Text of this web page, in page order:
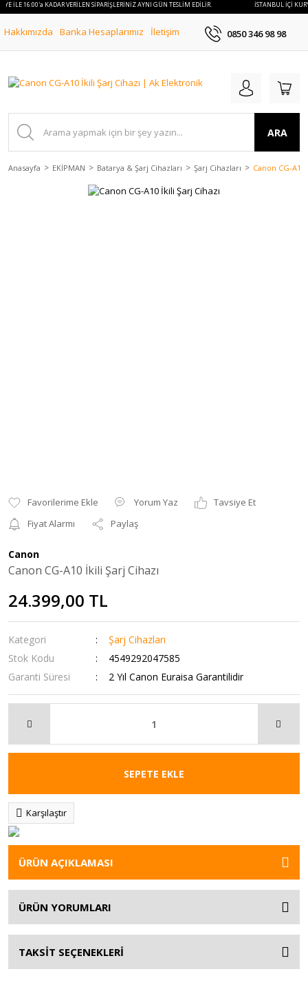
İLE 16:00'a KADAR VERİLEN SİPARİŞLERİNİZ AYNI GÜN TESLİM EDİLİR. İSTANBUL İÇİ
Hakkımızda Banka Hesaplarımız İletişim 0850 346 98 98
ARA
Anasayfa EKİPMAN Batarya & Şarj Cihazları Şarj Cihazları Canon CG-
Yorum Yaz
Tavsiye Et
Fiyat Alarmı
Paylaş
Canon
Canon CG-A10 İkili Şarj Cihazı
24.399,00 TL
Kategori
Şarj Cihazları
Stok Kodu
4549292047585
Garanti Süresi
2 Yıl Canon Euraisa Garantilidir
SEPETE EKLE
Karşılaştır
ÜRÜN AÇIKLAMASI
ÜRÜN YORUMLARI
TAKSİT SEÇENEKLERİ